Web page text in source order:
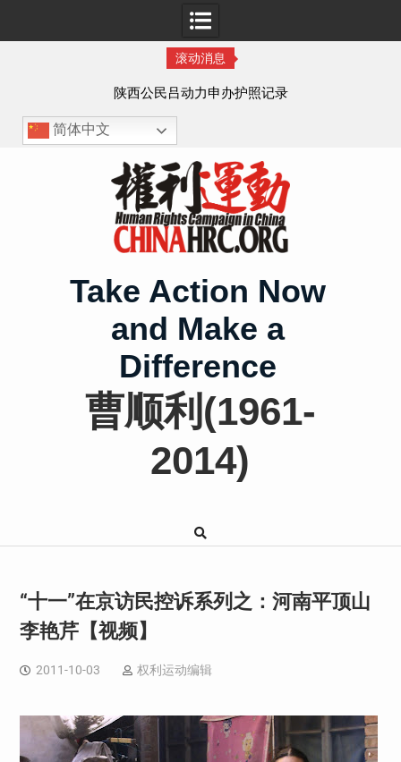
滚动消息
陕西公民吕动力申办护照记录
简体中文
Take Action Now
and Make a
Difference
曹顺利(1961-
2014)
“十一”在京访民控诉系列之：河南平顶山
李艳芹【视频】
2011-10-03 权利运动编辑